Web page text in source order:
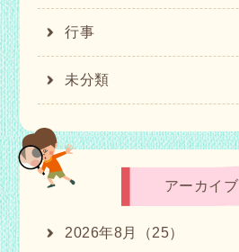
行事
未分類
アーカイブ
2026年8月（25）